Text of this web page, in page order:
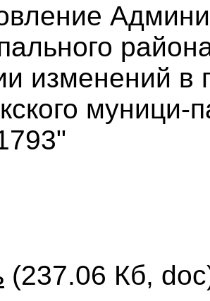
изменений в
муници-
(237.06 Кб,